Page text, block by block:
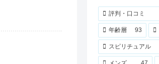
評判・口コミ
年齢層 93
スピリチュアル